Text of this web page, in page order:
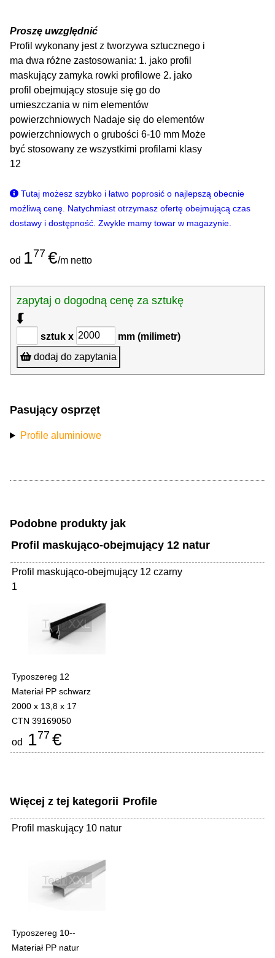
Proszę uwzględnić
Profil wykonany jest z tworzywa sztucznego i
ma dwa różne zastosowania: 1. jako profil
maskujący zamyka rowki profilowe 2. jako
profil obejmujący stosuje się go do
umieszczania w nim elementów
powierzchniowych Nadaje się do elementów
powierzchniowych o grubości 6-10 mm Może
być stosowany ze wszystkimi profilami klasy
12
Tutaj możesz szybko i łatwo poprosić o najlepszą obecnie
możliwą cenę. Natychmiast otrzymasz ofertę obejmującą czas
dostawy i dostępność. Zwykle mamy towar w magazynie.
od 177 €/m netto
zapytaj o dogodną cenę za sztukę
⮮
sztuk x
mm (milimetr)
dodaj do zapytania
Pasujący osprzęt
Profile aluminiowe
Podobne produkty jak
Profil maskująco-obejmujący 12 natur
Profil maskująco-obejmujący 12 czarny
1
Typoszereg 12
Materiał PP schwarz
2000 x 13,8 x 17
CTN 39169050
od 177 €
Więcej z tej kategorii Profile
Profil maskujący 10 natur
Typoszereg 10--
Materiał PP natur